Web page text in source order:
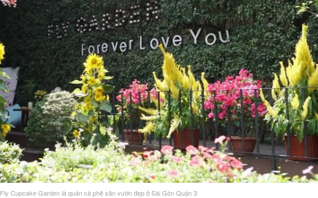
Fly Cupcake Garden là quán cà phê sân vườn đẹp ở Sài Gòn Quận 3